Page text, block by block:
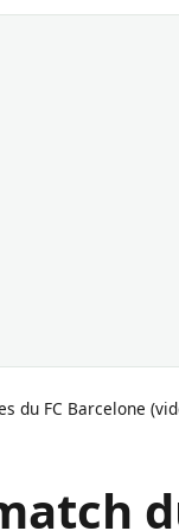
du FC Barcelone